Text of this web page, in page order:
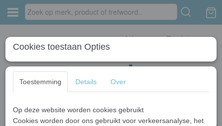
Inloggen Registreren
Home › Wastafelkranen › Chroom kranen › Watervalkraan hoog model
Cookies toestaan Opties
Toestemming Details Over
Op deze website worden cookies gebruikt
Cookies worden door ons gebruikt voor verkeersanalyse, het